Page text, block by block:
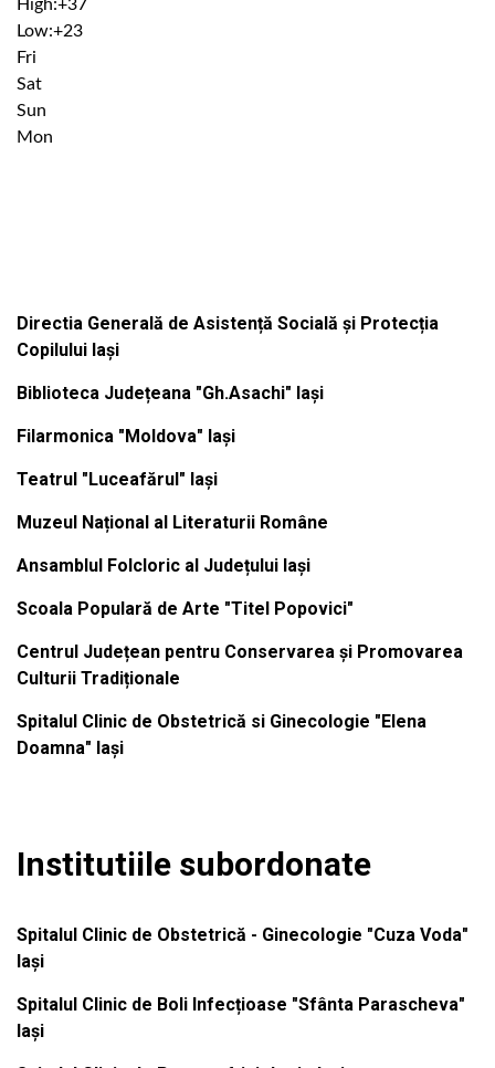
High:+37
Low:+23
Fri
Sat
Sun
Mon
Directia Generală de Asistență Socială și Protecția
Copilului Iași
Biblioteca Județeana "Gh.Asachi" Iași
Filarmonica "Moldova" Iași
Teatrul "Luceafărul" Iași
Muzeul Național al Literaturii Române
Ansamblul Folcloric al Județului Iași
Scoala Populară de Arte "Titel Popovici"
Centrul Județean pentru Conservarea și Promovarea
Culturii Tradiționale
Spitalul Clinic de Obstetrică si Ginecologie "Elena
Doamna" Iași
Institutiile subordonate
Spitalul Clinic de Obstetrică - Ginecologie "Cuza Voda"
Iași
Spitalul Clinic de Boli Infecțioase "Sfânta Parascheva"
Iași